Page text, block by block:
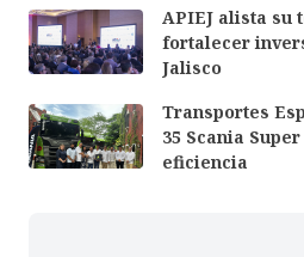
APIEJ alista su
fortalecer
Jalisco
Transportes
35 Scania
eficiencia